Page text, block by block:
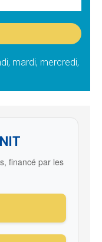
mardi, mercredi,
financé par les